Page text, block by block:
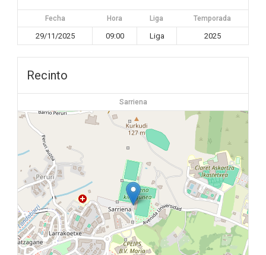
Fecha Hora Liga Temporada
29/11/2025 09:00 Liga 2025
Recinto
Sarriena